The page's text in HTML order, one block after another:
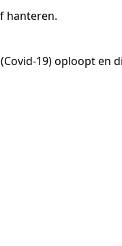
hanteren.
19) oploopt en